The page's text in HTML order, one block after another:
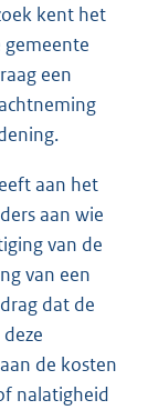
kent het
gemeente
een
aan het
aan wie
van de
van een
dat de
de kosten
nalatigheid